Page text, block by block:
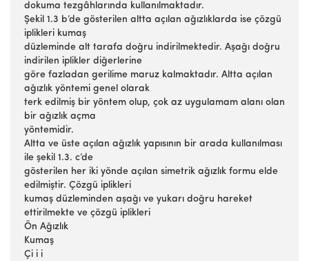
dokuma tezgâhlarında kullanılmaktadır.
Şekil 1.3 b’de gösterilen altta açılan ağızlıklarda ise çözgü
iplikleri kumaş
düzleminde alt tarafa doğru indirilmektedir. Aşağı doğru
indirilen iplikler diğerlerine
göre fazladan gerilime maruz kalmaktadır. Altta açılan
ağızlık yöntemi genel olarak
terk edilmiş bir yöntem olup, çok az uygulamam alanı olan
bir ağızlık açma
yöntemidir.
Altta ve üste açılan ağızlık yapısının bir arada kullanılması
ile şekil 1.3. c’de
gösterilen her iki yönde açılan simetrik ağızlık formu elde
edilmiştir. Çözgü iplikleri
kumaş düzleminden aşağı ve yukarı doğru hareket
ettirilmekte ve çözgü iplikleri
Ön Ağızlık
Kumaş
Çi i i